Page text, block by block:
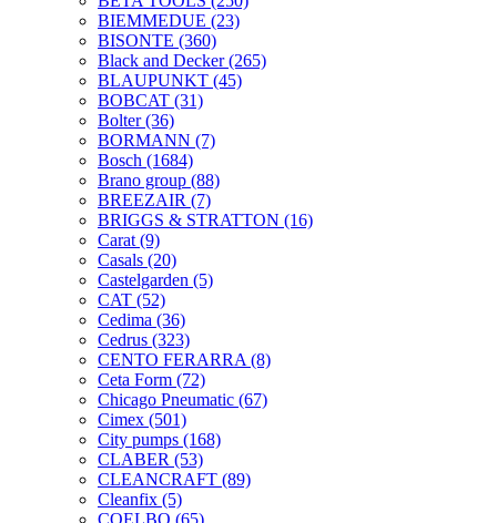
BIEMMEDUE (23)
BISONTE (360)
Black and Decker(265)
BLAUPUNKT (45)
BOBCAT (31)
Bolter(36)
BORMANN (7)
Bosch (1684)
Brano group (88)
BREEZAIR (7)
BRIGGS & STRATTON (16)
Carat (9)
Casals (20)
Castelgarden (5)
CAT (52)
Cedima (36)
Cedrus (323)
CENTO FERARRA (8)
Ceta Form (72)
Chicago Pneumatic (67)
Cimex (501)
City pumps (168)
CLABER (53)
CLEANCRAFT (89)
Cleanfix (5)
COELBO (65)